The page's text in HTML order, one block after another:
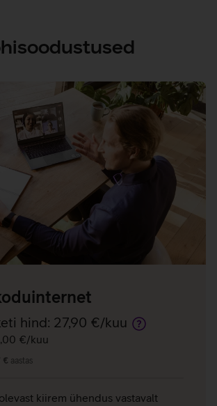
hind: 27,90 €/kuu Lisainfo
€/kuu
€ aastas
kiirem ühendus vastavalt